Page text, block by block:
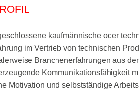
kaufmännische oder
im Vertrieb von technischen
Branchenerfahrungen aus
Kommunikationsfähigkeit
Motivation und selbstständige